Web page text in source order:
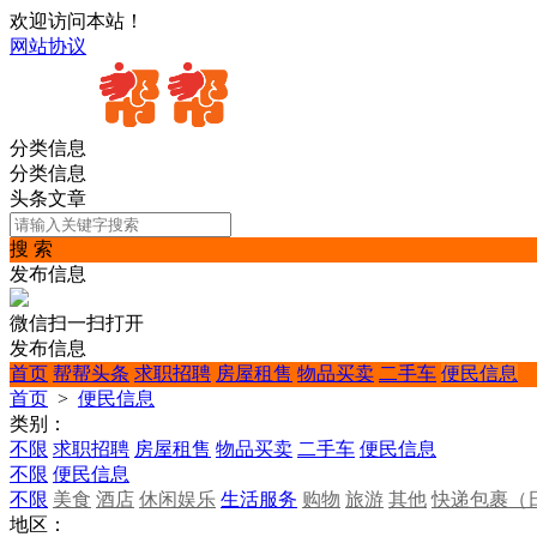
欢迎访问本站！
网站协议
分类信息
分类信息
头条文章
搜 索
发布信息
微信扫一扫打开
发布信息
首页 帮帮头条 求职招聘 房屋租售 物品买卖 二手车 便民信息
首页 > 便民信息
类别：
不限 求职招聘 房屋租售 物品买卖 二手车 便民信息
不限 便民信息
不限 美食 酒店 休闲娱乐 生活服务 购物 旅游 其他 快递包裹（
地区：